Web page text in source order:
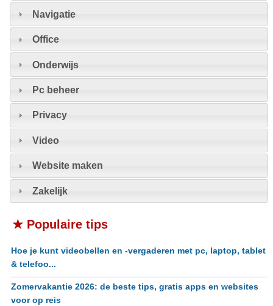
Navigatie
Office
Onderwijs
Pc beheer
Privacy
Video
Website maken
Zakelijk
★ Populaire tips
Hoe je kunt videobellen en -vergaderen met pc, laptop, tablet
& telefoo...
Zomervakantie 2026: de beste tips, gratis apps en websites
voor op reis